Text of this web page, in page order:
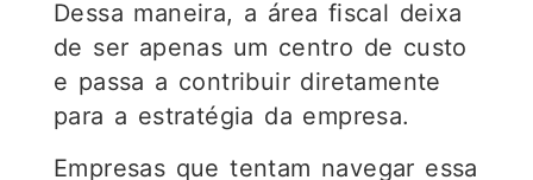
Dessa maneira, a área fiscal deixa
de ser apenas um centro de custo
e passa a contribuir diretamente
para a estratégia da empresa.
Empresas que tentam navegar essa